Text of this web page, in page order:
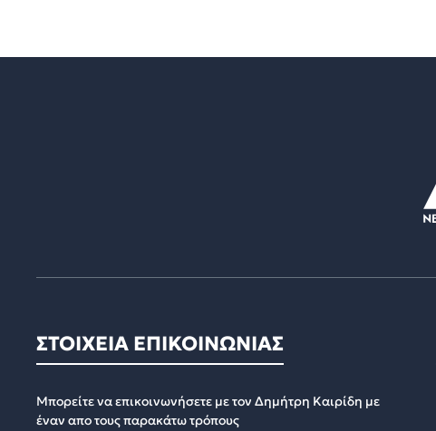
ΣΤΟΙΧΕΙΑ ΕΠΙΚΟΙΝΩΝΙΑΣ
Μπορείτε να επικοινωνήσετε με τον Δημήτρη Καιρίδη με
έναν απο τους παρακάτω τρόπους